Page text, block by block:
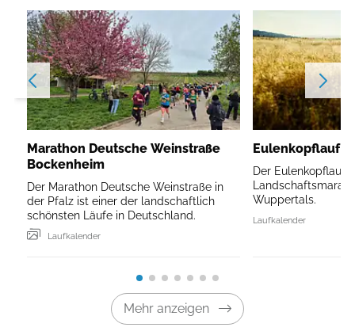
Marathon Deutsche Weinstraße
Bockenheim
Der Marathon Deutsche Weinstraße in
der Pfalz ist einer der landschaftlich
schönsten Läufe in Deutschland.
Laufkalender
Eulenkopflauf
Der Eulenkopflauf
Wuppertals.
Laufkalender
Mehr anzeigen